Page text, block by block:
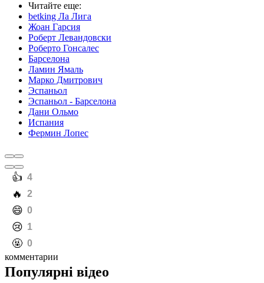
Читайте еще:
betking Ла Лига
Жоан Гарсия
Роберт Левандовски
Роберто Гонсалес
Барселона
Ламин Ямаль
Марко Дмитрович
Эспаньол
Эспаньол - Барселона
Дани Ольмо
Испания
Фермин Лопес
️👍 4
️🔥 2
️😄 0
️😢 1
️🤬 0
комментарии